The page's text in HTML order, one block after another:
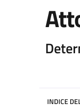
INDICE